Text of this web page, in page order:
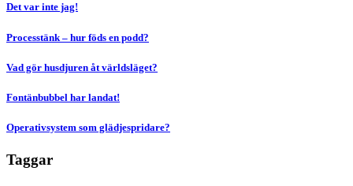
Det var inte jag!
Processtänk – hur föds en podd?
Vad gör husdjuren åt världsläget?
Fontänbubbel har landat!
Operativsystem som glädjespridare?
Taggar